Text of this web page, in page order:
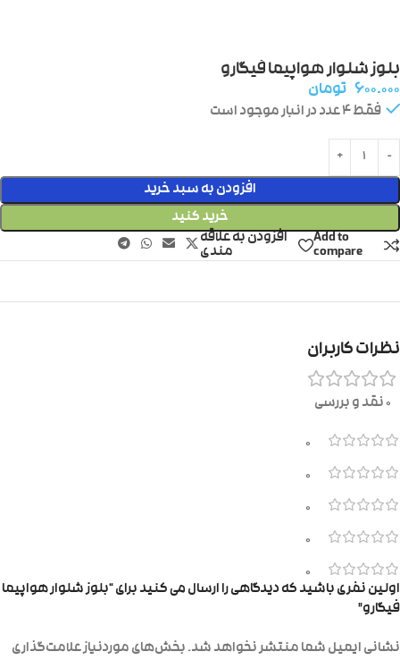
بلوز شلوار هواپیما فیگارو
۶۰۰.۰۰۰ تومان
فقط 4 عدد در انبار موجود است
افزودن به سبد خرید
خرید کنید
Add to
compare
افزودن به علاقه
مندی
نظرات کاربران
0 نقد و بررسی
0
0
0
0
0
اولین نفری باشید که دیدگاهی را ارسال می کنید برای “بلوز شلوار هواپیما
فیگارو”
نشانی ایمیل شما منتشر نخواهد شد.بخش‌های موردنیاز علامت‌گذاری